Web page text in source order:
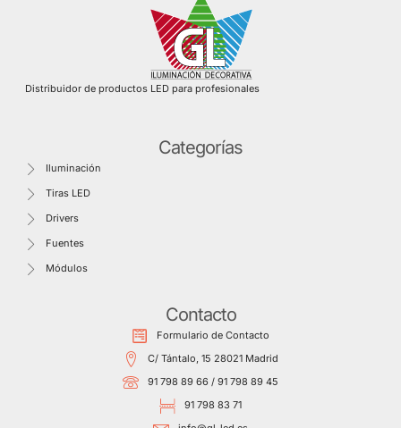
Distribuidor de productos LED para profesionales
Categorías
Iluminación
Tiras LED
Drivers
Fuentes
Módulos
Contacto
Formulario de Contacto
C/ Tántalo, 15 28021 Madrid
91 798 89 66 / 91 798 89 45
91 798 83 71